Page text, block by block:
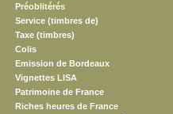
Préoblitérés
Service (timbres de)
Taxe (timbres)
Colis
Emission de Bordeaux
Vignettes LISA
Patrimoine de France
Riches heures de France